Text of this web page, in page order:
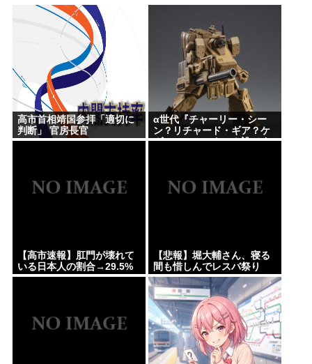
高市首相靖国参拝「適切に
判断」 官房長官
α世代『チャーリー・シー
ン？リチャード・ギア？ケ
ヴィン・コスナー？誰です
【高市速報】肛門が壊れて
いる日本人の割合→29.5%
【悲報】堀大輔さん、寝る
間も惜しんでレスバ祭り
www